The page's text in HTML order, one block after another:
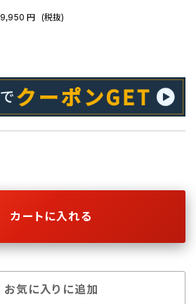
9,950 円 (税抜)
カートに入れる
お気に入りに追加